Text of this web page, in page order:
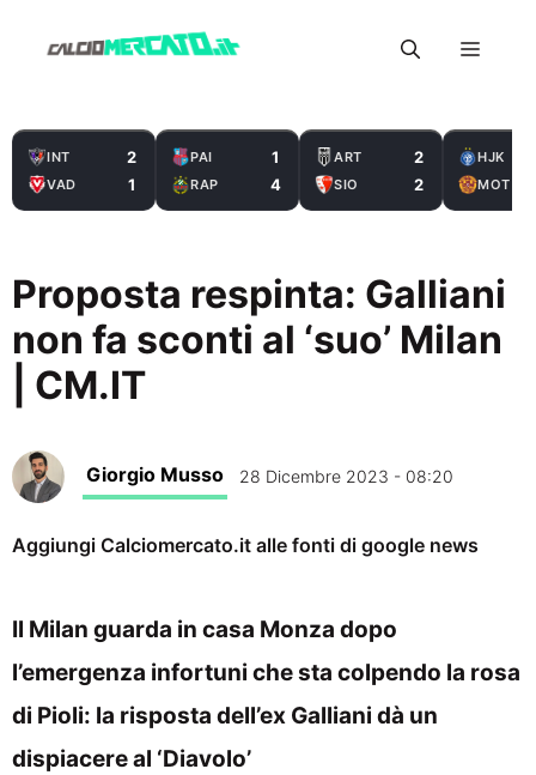
Menu
INT 2
VAD 1
PAI 1
RAP 4
ART 2
SIO 2
HJK
MOT
Proposta respinta: Galliani
non fa sconti al ‘suo’ Milan
| CM.IT
Giorgio Musso 28 Dicembre 2023 - 08:20
Aggiungi Calciomercato.it alle fonti di google news
Il Milan guarda in casa Monza dopo
l’emergenza infortuni che sta colpendo la rosa
di Pioli: la risposta dell’ex Galliani dà un
dispiacere al ‘Diavolo’